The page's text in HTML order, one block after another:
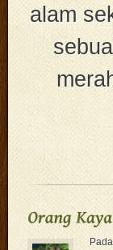
alam